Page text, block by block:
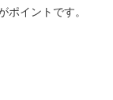
ポイントです。